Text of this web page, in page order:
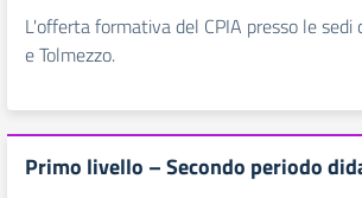
L'offerta formativa del CPIA presso le sedi
e Tolmezzo.
Primo livello – Secondo periodo